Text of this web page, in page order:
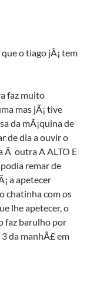
o tiago jÃ¡ tem
faz muito
mas jÃ¡ tive
da mÃ¡quina de
de dia a ouvir o
Ã outra A ALTO E
remar de
a apetecer
chatinha com os
lhe apetecer, o
faz barulho por
da manhÃ£ em